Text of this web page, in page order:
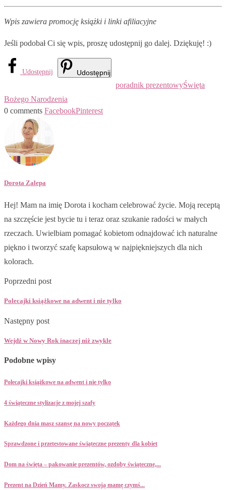
Wpis zawiera promocję książki i linki afiliacyjne
Jeśli podobał Ci się wpis, proszę udostępnij go dalej. Dziękuję! :)
Udostępnij Udostępnij
poradnik prezentowyŚwięta
Bożego Narodzenia
0 comments FacebookPinterest
Dorota Zalepa
Hej! Mam na imię Dorota i kocham celebrować życie. Moją receptą
na szczęście jest bycie tu i teraz oraz szukanie radości w małych
rzeczach. Uwielbiam pomagać kobietom odnajdować ich naturalne
piękno i tworzyć szafę kapsułową w najpiękniejszych dla nich
kolorach.
Poprzedni post
Polecajki książkowe na adwent i nie tylko
Następny post
Wejdź w Nowy Rok inaczej niż zwykle
Podobne wpisy
Polecajki książkowe na adwent i nie tylko
4 świąteczne stylizacje z mojej szafy
Każdego dnia masz szansę na nowy początek
Sprawdzone i przetestowane świąteczne prezenty dla kobiet
Dom na święta – pakowanie prezentów, ozdoby świąteczne,...
Prezent na Dzień Mamy. Zaskocz swoją mamę czymś...